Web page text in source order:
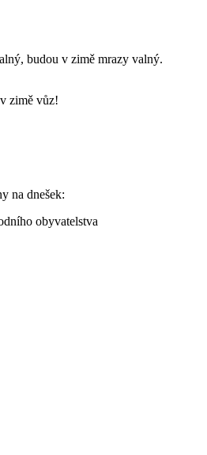
budou v zimě mrazy valný.
zimě vůz!
na dnešek:
obyvatelstva